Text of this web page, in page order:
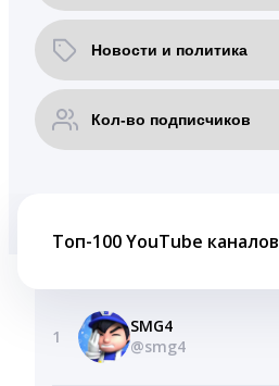
Топ-100 YouTube каналов
1
SMG4
@smg4